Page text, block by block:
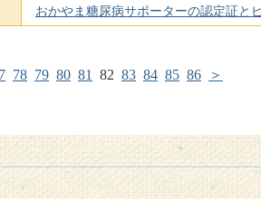
おかやま糖尿病サポーターの認定証と
78 79 80 81 82 83 84 85 86 ＞